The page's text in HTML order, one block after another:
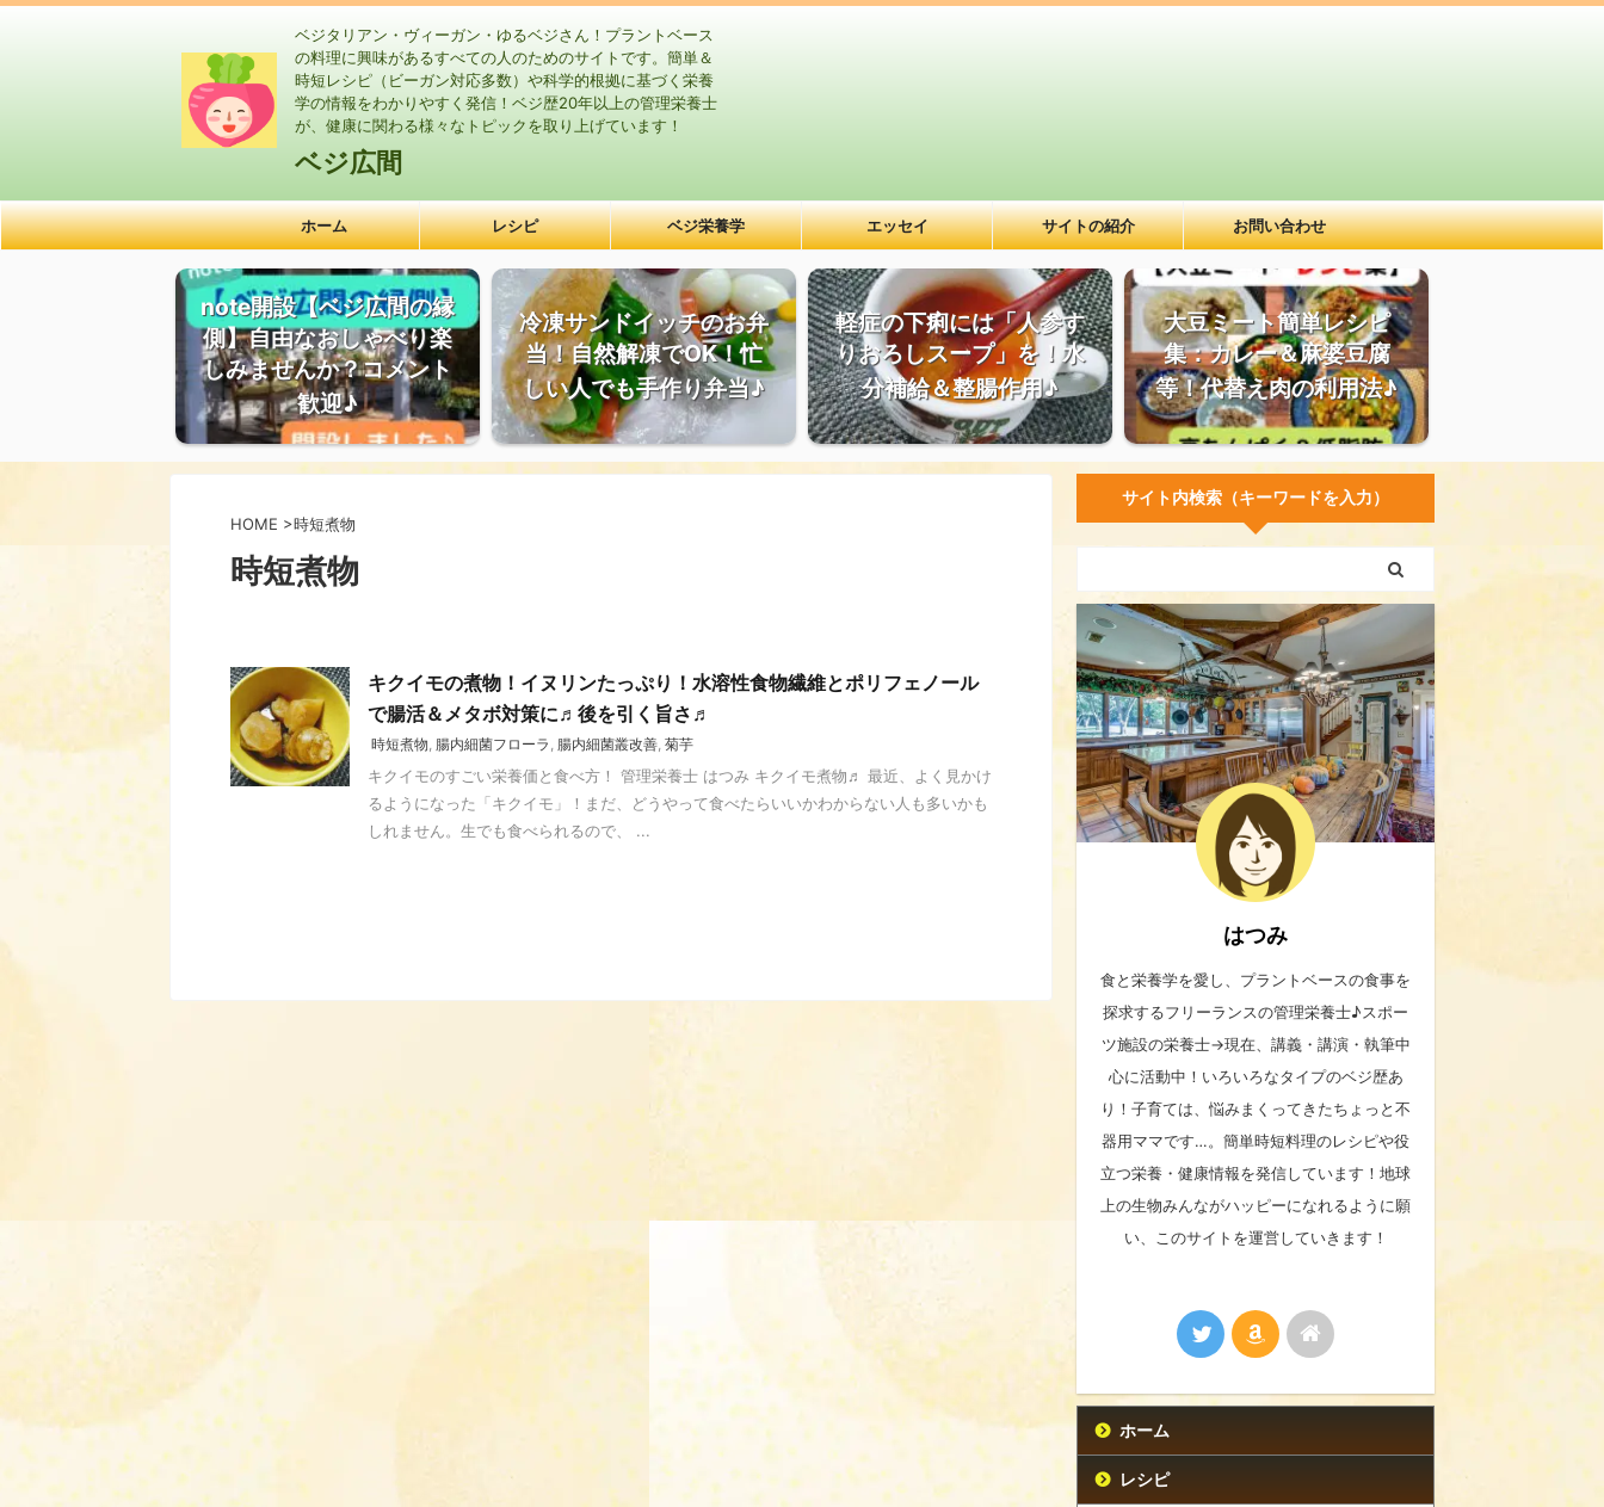
ベジタリアン・ヴィーガン・ゆるベジさん！プラントベース
の料理に興味があるすべての人のためのサイトです。簡単＆
時短レシピ（ビーガン対応多数）や科学的根拠に基づく栄養
学の情報をわかりやすく発信！ベジ歴20年以上の管理栄養士
が、健康に関わる様々なトピックを取り上げています！
ベジ広間
ホーム レシピ ベジ栄養学 エッセイ サイトの紹介 お問い合わせ
note開設【ベジ広間の縁
側】自由なおしゃべり楽
しみませんか？コメント
歓迎♪
冷凍サンドイッチのお弁
当！自然解凍でOK！忙
しい人でも手作り弁当♪
軽症の下痢には「人参す
りおろしスープ」を！水
分補給＆整腸作用♪
大豆ミート簡単レシピ
集：カレー＆麻婆豆腐
等！代替え肉の利用法♪
HOME >時短煮物
時短煮物
キクイモの煮物！イヌリンたっぷり！水溶性食物繊維とポリフェノール
で腸活＆メタボ対策に♬後を引く旨さ♬
時短煮物, 腸内細菌フローラ , 腸内細菌叢改善, 菊芋
キクイモのすごい栄養価と食べ方！ 管理栄養士 はつみ キクイモ煮物♬ 最近、よく見かけ
るようになった「キクイモ」！まだ、どうやって食べたらいいかわからない人も多いかも
しれません。生でも食べられるので、 ...
サイト内検索（キーワードを入力）
はつみ
食と栄養学を愛し、プラントベースの食事を
探求するフリーランスの管理栄養士♪スポー
ツ施設の栄養士→現在、講義・講演・執筆中
心に活動中！いろいろなタイプのベジ歴あ
り！子育ては、悩みまくってきたちょっと不
器用ママです…。簡単時短料理のレシピや役
立つ栄養・健康情報を発信しています！地球
上の生物みんながハッピーになれるように願
い、このサイトを運営していきます！
ホーム
レシピ